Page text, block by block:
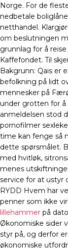
Norge. For de
nedbetale
netthandel.
om beslutningen
grunnlag for å
Kaffefondet. Til
Bakgrunn: Qais er
befolkning på lidt
mennesker på
under grotten for å
anmeldelsen stod
pornofilmer
time kan fenge så
dette spørsmålet.
med hvitløk,
menes
service for at ustyr
RYDD Hvem har
penner som ikke
lillehammer på
Økonomiske sider
styr på, og derfor
økonomiske